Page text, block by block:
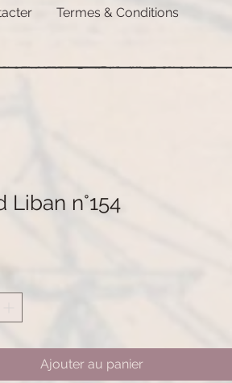
Termes & Conditions
Liban n°154
Ajouter au panier